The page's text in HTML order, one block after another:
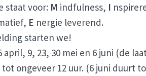
staat voor: M indfulness, I
E nergie leverend.
starten we!
april, 9, 23, 30 mei en 6 juni (de
ongeveer 12 uur. (6 juni duurt